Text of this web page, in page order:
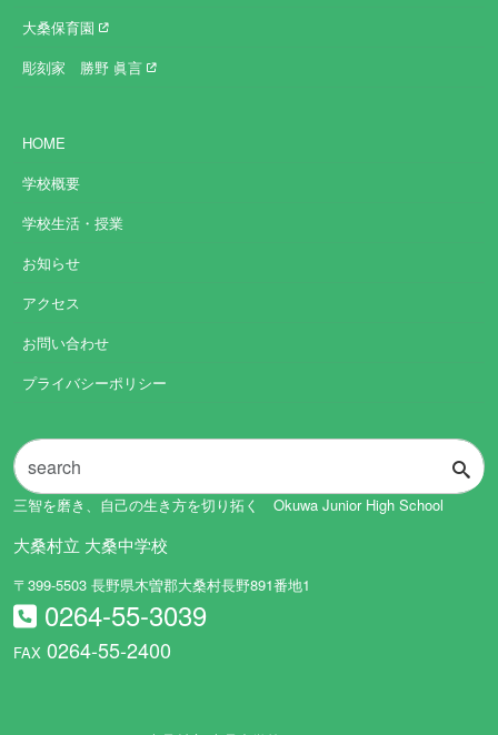
大桑保育園
彫刻家 勝野 眞言
HOME
学校概要
学校生活・授業
お知らせ
アクセス
お問い合わせ
プライバシーポリシー
三智を磨き、自己の生き方を切り拓く Okuwa Junior High School
大桑村立 大桑中学校
〒399-5503 長野県木曽郡大桑村長野891番地1
0264-55-3039
FAX 0264-55-2400